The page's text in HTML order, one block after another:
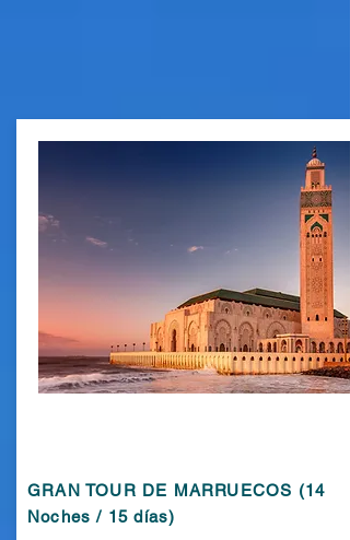
GRAN TOUR DE MARRUECOS (14
Noches / 15 días)